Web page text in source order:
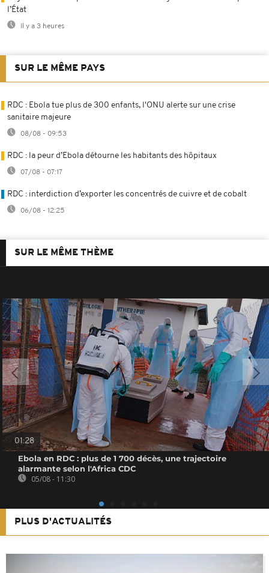
l’État
Il y a 3 heures
SUR LE MÊME PAYS
RDC : Ebola tue plus de 300 enfants, l'ONU alerte sur une crise
sanitaire majeure
08/08 - 09:53
RDC : la peur d’Ebola détourne les habitants des hôpitaux
07/08 - 07:17
RDC : interdiction d’exporter les concentrés de cuivre et de cobalt
06/08 - 12:25
SUR LE MÊME THÈME
01:28
Ebola en RDC : plus de 1 700 décès, une trajectoire
alarmante selon l'Africa CDC
05/08 - 11:30
PLUS D'ACTUALITÉS